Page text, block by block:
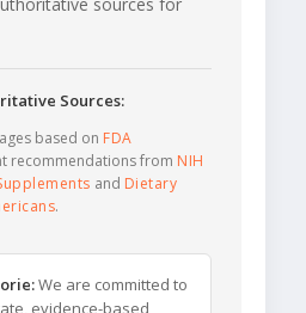
sources for
Sources:
based on FDA
recommendations from NIH
and Dietary
.
We are committed to